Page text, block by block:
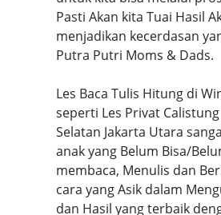
Pasti Akan kita Tuai Hasil
menjadikan kecerdasan
Putra Putri Moms & Dads.
Les Baca Tulis Hitung di
seperti Les Privat
Selatan Jakarta Utara
anak yang Belum Bisa/
membaca, Menulis dan
cara yang Asik dalam
dan Hasil yang terbaik